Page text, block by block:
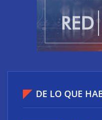
flotas comerciales en
DE LO QUE